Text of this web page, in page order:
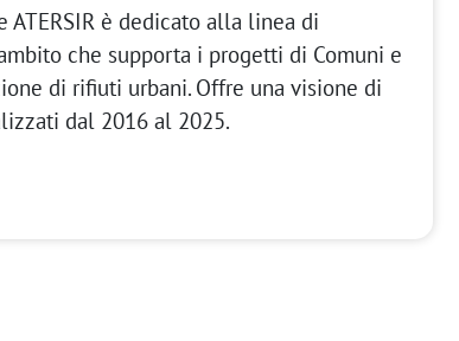
ATERSIR è dedicato alla linea di
che supporta i progetti di Comuni e
di rifiuti urbani. Offre una visione di
dal 2016 al 2025.